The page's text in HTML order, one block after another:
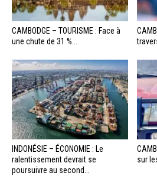
CAMBODGE – TOURISME : Face à
une chute de 31 %...
INDONÉSIE – ÉCONOMIE : Le
ralentissement devrait se
poursuivre au second...
sur